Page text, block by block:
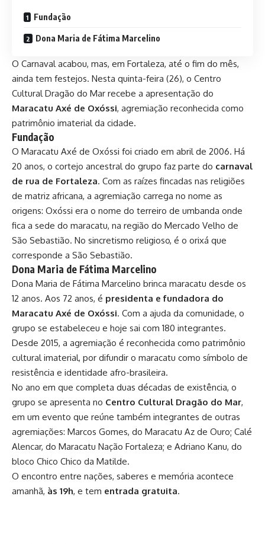
Fundação
Dona Maria de Fátima Marcelino
O Carnaval acabou, mas, em Fortaleza, até o fim do mês,
ainda tem festejos. Nesta quinta-feira (26), o Centro
Cultural Dragão do Mar recebe a apresentação do
Maracatu Axé de Oxóssi, agremiação reconhecida como
patrimônio imaterial da cidade.
Fundação
O Maracatu Axé de Oxóssi foi criado em abril de 2006. Há
20 anos, o cortejo ancestral do grupo faz parte do carnaval
de rua de Fortaleza. Com as raízes fincadas nas religiões
de matriz africana, a agremiação carrega no nome as
origens: Oxóssi era o nome do terreiro de umbanda onde
fica a sede do maracatu, na região do Mercado Velho de
São Sebastião. No sincretismo religioso, é o orixá que
corresponde a São Sebastião.
Dona Maria de Fátima Marcelino
Dona Maria de Fátima Marcelino brinca maracatu desde os
12 anos. Aos 72 anos, é presidenta e fundadora do
Maracatu Axé de Oxóssi. Com a ajuda da comunidade, o
grupo se estabeleceu e hoje sai com 180 integrantes.
Desde 2015, a agremiação é reconhecida como patrimônio
cultural imaterial, por difundir o maracatu como símbolo de
resistência e identidade afro-brasileira.
No ano em que completa duas décadas de existência, o
grupo se apresenta no Centro Cultural Dragão do Mar,
em um evento que reúne também integrantes de outras
agremiações: Marcos Gomes, do Maracatu Az de Ouro; Calé
Alencar, do Maracatu Nação Fortaleza; e Adriano Kanu, do
bloco Chico Chico da Matilde.
O encontro entre nações, saberes e memória acontece
amanhã, às 19h, e tem entrada gratuita.